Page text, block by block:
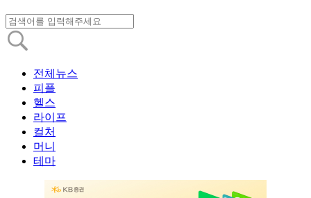
전체뉴스
피플
헬스
라이프
컬처
머니
테마